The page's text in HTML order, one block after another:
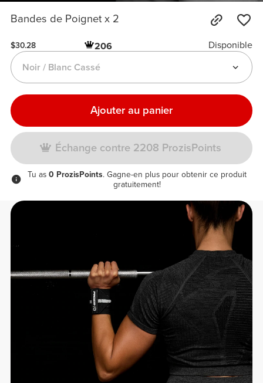
Bandes de Poignet x 2
$30.28 206
Disponible
Noir / Blanc Cassé
Ajouter au panier
Échange contre 2208 ProzisPoints
Tu as 0 ProzisPoints. Gagne-en plus pour obtenir ce produit
gratuitement!